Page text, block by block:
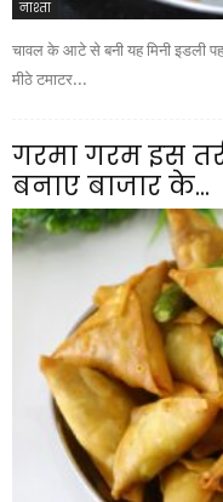
नाश्ता
चावल के आटे से बनी यह मिनी इडली
मीठे टमाटर...
गरमा गरम इस
बनाए बाजार के...